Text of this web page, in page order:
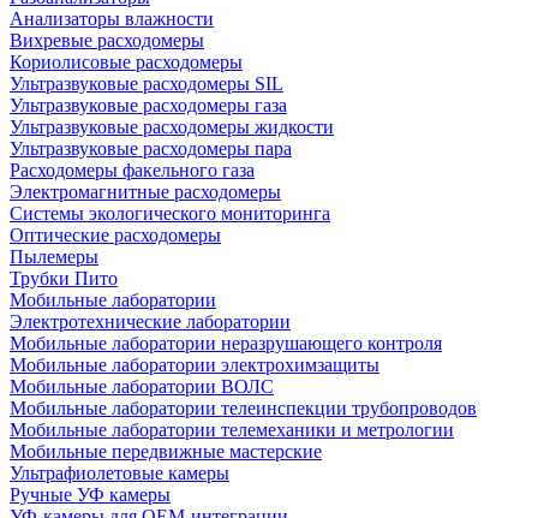
Анализаторы влажности
Вихревые расходомеры
Кориолисовые расходомеры
Ультразвуковые расходомеры SIL
Ультразвуковые расходомеры газа
Ультразвуковые расходомеры жидкости
Ультразвуковые расходомеры пара
Расходомеры факельного газа
Электромагнитные расходомеры
Системы экологического мониторинга
Оптические расходомеры
Пылемеры
Трубки Пито
Мобильные лаборатории
Электротехнические лаборатории
Мобильные лаборатории неразрушающего контроля
Мобильные лаборатории электрохимзащиты
Мобильные лаборатории ВОЛС
Мобильные лаборатории телеинспекции трубопроводов
Мобильные лаборатории телемеханики и метрологии
Мобильные передвижные мастерские
Ультрафиолетовые камеры
Ручные УФ камеры